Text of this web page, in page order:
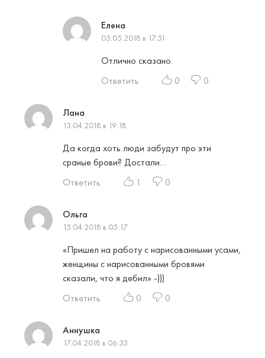
Елена
05.05.2018 в 17:51
Отлично сказано.
Ответить
0 0
Лана
13.04.2018 в 19:18
Да когда хоть люди забудут про эти
сраные брови? Достали…
Ответить
1 0
Ольга
15.04.2018 в 05:17
«Пришел на работу с нарисованными усами,
женщины с нарисованными бровями
сказали, что я дебил» -)))
Ответить
0 0
Аннушка
17.04.2018 в 06:33